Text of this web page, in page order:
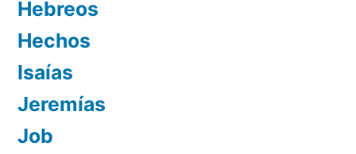
Hebreos
Hechos
Isaías
Jeremías
Job